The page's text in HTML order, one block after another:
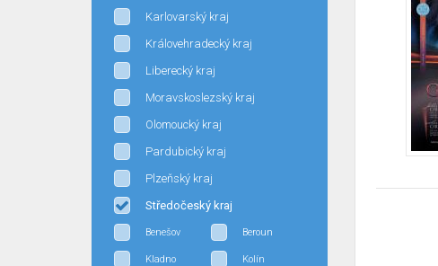
Karlovarský kraj
Královehradecký kraj
Liberecký kraj
Moravskoslezský kraj
Olomoucký kraj
Pardubický kraj
Plzeňský kraj
Středočeský kraj
Benešov Beroun
Kladno
Kolín